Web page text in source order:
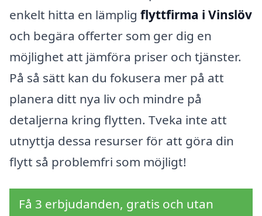
enkelt hitta en lämplig flyttfirma i Vinslöv
och begära offerter som ger dig en
möjlighet att jämföra priser och tjänster.
På så sätt kan du fokusera mer på att
planera ditt nya liv och mindre på
detaljerna kring flytten. Tveka inte att
utnyttja dessa resurser för att göra din
flytt så problemfri som möjligt!
Få 3 erbjudanden, gratis och utan